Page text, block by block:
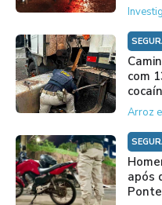
com
Arroz
após